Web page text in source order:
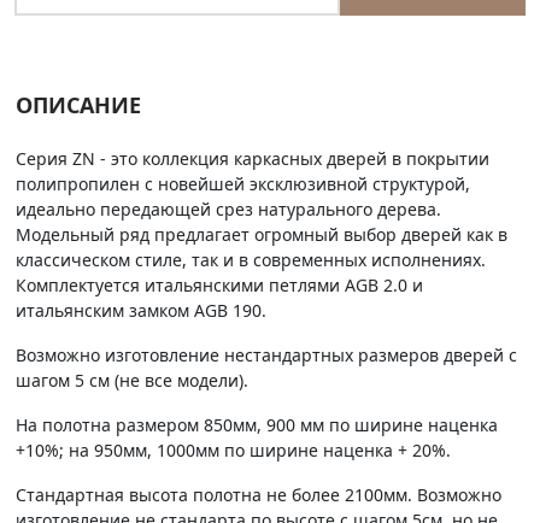
ОПИСАНИЕ
Серия ZN - это коллекция каркасных дверей в покрытии
полипропилен с новейшей эксклюзивной структурой,
идеально передающей срез натурального дерева.
Модельный ряд предлагает огромный выбор дверей как в
классическом стиле, так и в современных исполнениях.
Комплектуется итальянскими петлями AGB 2.0 и
итальянским замком AGB 190.
Возможно изготовление нестандартных размеров дверей с
шагом 5 см (не все модели).
На полотна размером 850мм, 900 мм по ширине наценка
+10%; на 950мм, 1000мм по ширине наценка + 20%.
Стандартная высота полотна не более 2100мм. Возможно